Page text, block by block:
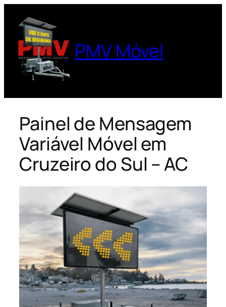
para
conteúdo
PMV Móvel
Painel de Mensagem
Variável Móvel em
Cruzeiro do Sul – AC